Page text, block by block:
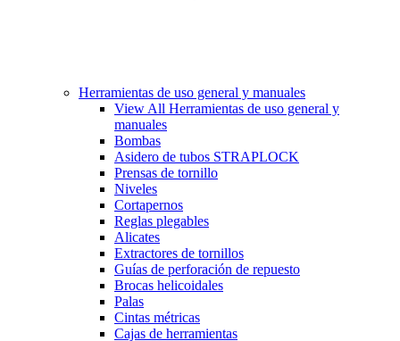
Herramientas de uso general y manuales
View All Herramientas de uso general y
manuales
Bombas
Asidero de tubos STRAPLOCK
Prensas de tornillo
Niveles
Cortapernos
Reglas plegables
Alicates
Extractores de tornillos
Guías de perforación de repuesto
Brocas helicoidales
Palas
Cintas métricas
Cajas de herramientas